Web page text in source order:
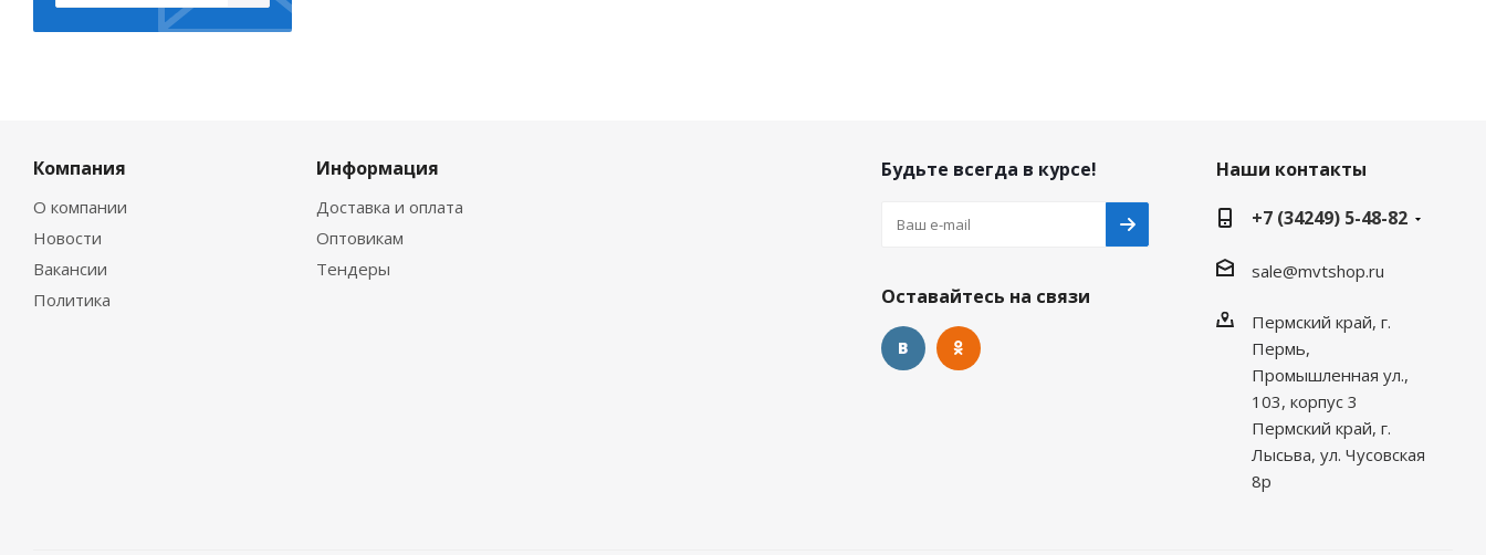
Компания
О компании
Новости
Вакансии
Политика
Информация
Доставка и оплата
Оптовикам
Тендеры
Будьте всегда в курсе!
Оставайтесь на связи
Наши контакты
+7 (34249) 5-48-82
sale@mvtshop.ru
Пермский край, г.
Пермь,
Промышленная ул.,
103, корпус 3
Пермский край, г.
Лысьва, ул. Чусовская
8р